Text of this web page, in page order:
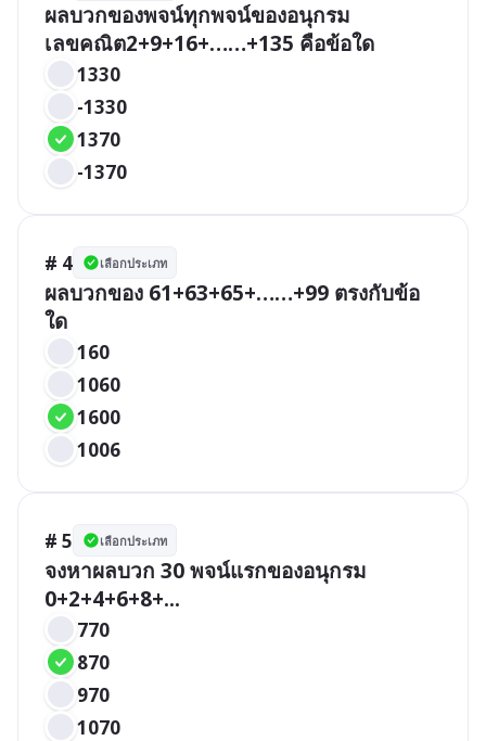
ผลบวกของพจน์ทุกพจน์ของอนุกรม
เลขคณิต2+9+16+……+135 คือข้อใด
1330
-1330
1370
-1370
# 4 เลือกประเภท
ผลบวกของ 61+63+65+……+99 ตรงกับข้อ
ใด
160
1060
1600
1006
# 5 เลือกประเภท
จงหาผลบวก 30 พจน์แรกของอนุกรม
0+2+4+6+8+...
770
870
970
1070